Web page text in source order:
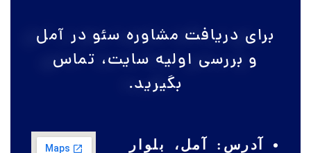
برای دریافت مشاوره سئو در آمل
و بررسی اولیه سایت، تماس
بگیرید.
آدرس: آمل، بلوار